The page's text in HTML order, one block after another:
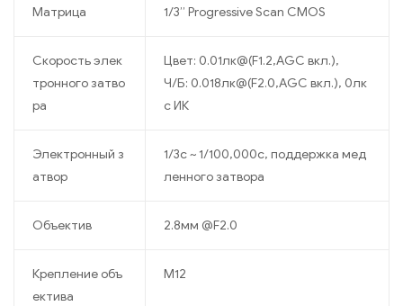
Матрица 1/3’’ Progressive Scan CMOS
Скорость элек
тронного затво
ра
Цвет: 0.01лк@(F1.2,AGC вкл.),
Ч/Б: 0.018лк@(F2.0,AGC вкл.), 0лк
с ИК
Электронный з
атвор
1/3с ~ 1/100,000с, поддержка мед
ленного затвора
Объектив 2.8мм @F2.0
Крепление объ
ектива
M12